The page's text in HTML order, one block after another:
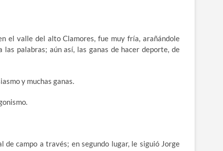
el valle del alto Clamores, fue muy fría, arañándole
palabras; aún así, las ganas de hacer deporte, de
y muchas ganas.
campo a través; en segundo lugar, le siguió Jorge